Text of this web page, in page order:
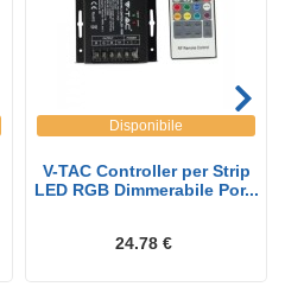
Disponibile
V-TAC Controller per Strip
LED RGB Dimmerabile Por...
24.78 €